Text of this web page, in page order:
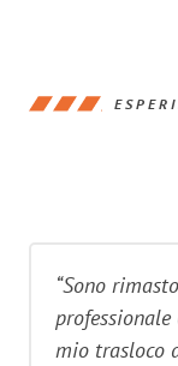
“Sono
mio trasloco